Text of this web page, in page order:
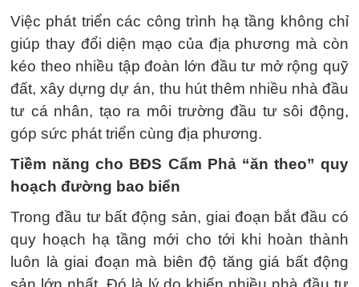
Việc phát triển các công trình hạ tầng không chỉ
giúp thay đổi diện mạo của địa phương mà còn
kéo theo nhiều tập đoàn lớn đầu tư mở rộng quỹ
đất, xây dựng dự án, thu hút thêm nhiều nhà đầu
tư cá nhân, tạo ra môi trường đầu tư sôi động,
góp sức phát triển cùng địa phương.
Tiềm năng cho BĐS Cẩm Phả “ăn theo” quy
hoạch đường bao biển
Trong đầu tư bất động sản, giai đoạn bắt đầu có
quy hoạch hạ tầng mới cho tới khi hoàn thành
luôn là giai đoạn mà biên độ tăng giá bất động